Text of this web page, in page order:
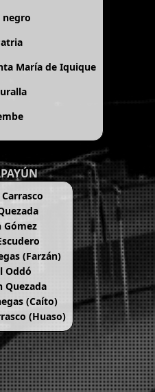
negro
María de Iquique
Gómez
(Farzán)
Oddó
Quezada
(Caíto)
(Huaso)